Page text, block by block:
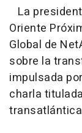
La
Oriente
Global de
sobre la
impulsada
charla